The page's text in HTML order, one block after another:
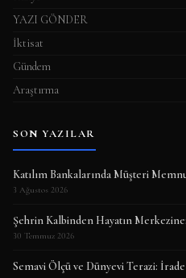
YAZI GÖNDER
İktisat
Gündem
Araştırma
SON YAZILAR
Katılım Bankalarında Müşteri
3 Ağustos 2026
Şehrin Kalbinden Hayatın
30 Temmuz 2026
Semavi Ölçü ve Dünyevi Terazi: